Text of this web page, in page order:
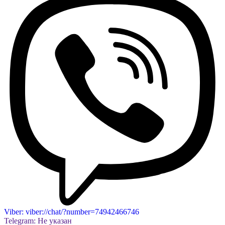
Viber: viber://chat/?number=74942466746
Telegram: Не указан